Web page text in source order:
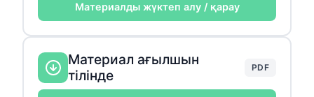
Материалды жүктеп алу / қарау
Материал ағылшын
тілінде
PDF